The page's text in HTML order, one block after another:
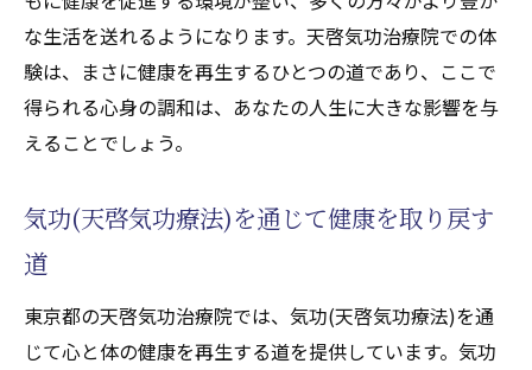
な生活を送れるようになります。天啓気功治療院での体
験は、まさに健康を再生するひとつの道であり、ここで
得られる心身の調和は、あなたの人生に大きな影響を与
えることでしょう。
気功(天啓気功療法)を通じて健康を取り戻す
道
東京都の天啓気功治療院では、気功(天啓気功療法)を通
じて心と体の健康を再生する道を提供しています。気功